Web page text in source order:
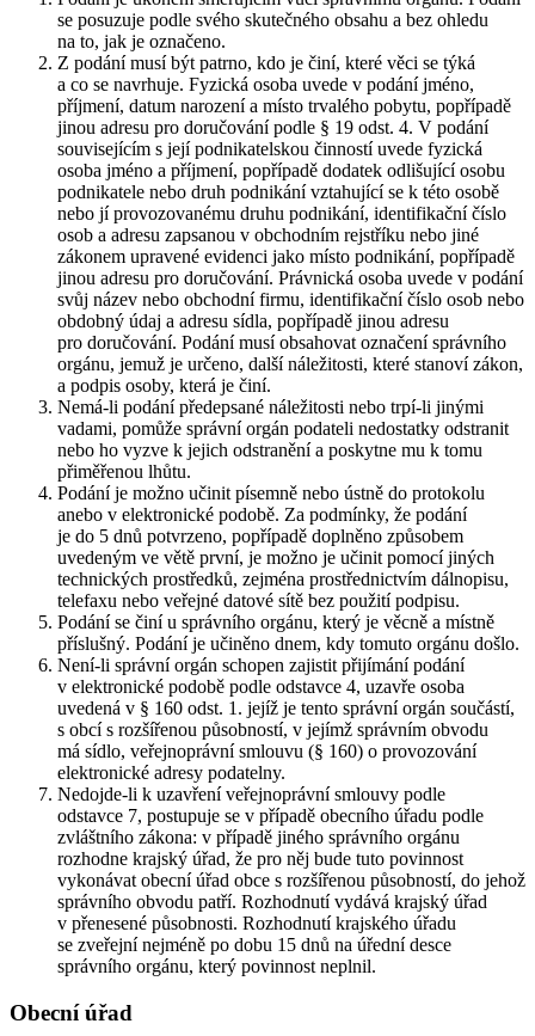
se posuzuje podle svého skutečného obsahu a bez ohledu
na to, jak je označeno.
Z podání musí být patrno, kdo je činí, které věci se týká
a co se navrhuje. Fyzická osoba uvede v podání jméno,
příjmení, datum narození a místo trvalého pobytu, popřípadě
jinou adresu pro doručování podle § 19 odst. 4. V podání
souvisejícím s její podnikatelskou činností uvede fyzická
osoba jméno a příjmení, popřípadě dodatek odlišující osobu
podnikatele nebo druh podnikání vztahující se k této osobě
nebo jí provozovanému druhu podnikání, identifikační číslo
osob a adresu zapsanou v obchodním rejstříku nebo jiné
zákonem upravené evidenci jako místo podnikání, popřípadě
jinou adresu pro doručování. Právnická osoba uvede v podání
svůj název nebo obchodní firmu, identifikační číslo osob nebo
obdobný údaj a adresu sídla, popřípadě jinou adresu
pro doručování. Podání musí obsahovat označení správního
orgánu, jemuž je určeno, další náležitosti, které stanoví zákon,
a podpis osoby, která je činí.
Nemá-li podání předepsané náležitosti nebo trpí-li jinými
vadami, pomůže správní orgán podateli nedostatky odstranit
nebo ho vyzve k jejich odstranění a poskytne mu k tomu
přiměřenou lhůtu.
Podání je možno učinit písemně nebo ústně do protokolu
anebo v elektronické podobě. Za podmínky, že podání
je do 5 dnů potvrzeno, popřípadě doplněno způsobem
uvedeným ve větě první, je možno je učinit pomocí jiných
technických prostředků, zejména prostřednictvím dálnopisu,
telefaxu nebo veřejné datové sítě bez použití podpisu.
Podání se činí u správního orgánu, který je věcně a místně
příslušný. Podání je učiněno dnem, kdy tomuto orgánu došlo.
Není-li správní orgán schopen zajistit přijímání podání
v elektronické podobě podle odstavce 4, uzavře osoba
uvedená v § 160 odst. 1. jejíž je tento správní orgán součástí,
s obcí s rozšířenou působností, v jejímž správním obvodu
má sídlo, veřejnoprávní smlouvu (§ 160) o provozování
elektronické adresy podatelny.
Nedojde-li k uzavření veřejnoprávní smlouvy podle
odstavce 7, postupuje se v případě obecního úřadu podle
zvláštního zákona: v případě jiného správního orgánu
rozhodne krajský úřad, že pro něj bude tuto povinnost
vykonávat obecní úřad obce s rozšířenou působností, do jehož
správního obvodu patří. Rozhodnutí vydává krajský úřad
v přenesené působnosti. Rozhodnutí krajského úřadu
se zveřejní nejméně po dobu 15 dnů na úřední desce
správního orgánu, který povinnost neplnil.
Obecní úřad